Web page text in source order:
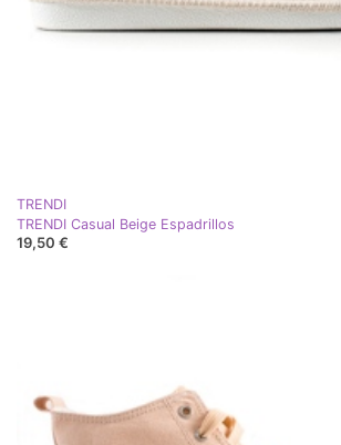
TRENDI
TRENDI Casual Beige Espadrillos
19,50 €